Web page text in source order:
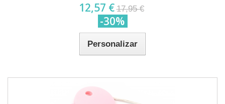
12,57 € 17,95 €
-30%
Personalizar